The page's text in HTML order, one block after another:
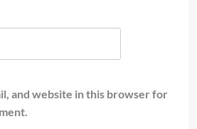
and website in this browser for